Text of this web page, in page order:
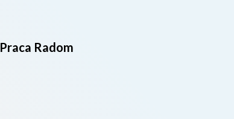
Praca Radom